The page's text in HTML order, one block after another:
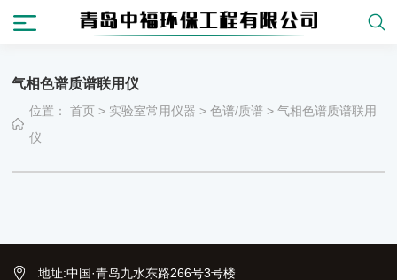
气相色谱质谱联用仪
位置：首页 > 实验室常用仪器 >色谱/质谱 >气相色谱质谱联用
仪
地址:中国·青岛九水东路266号3号楼